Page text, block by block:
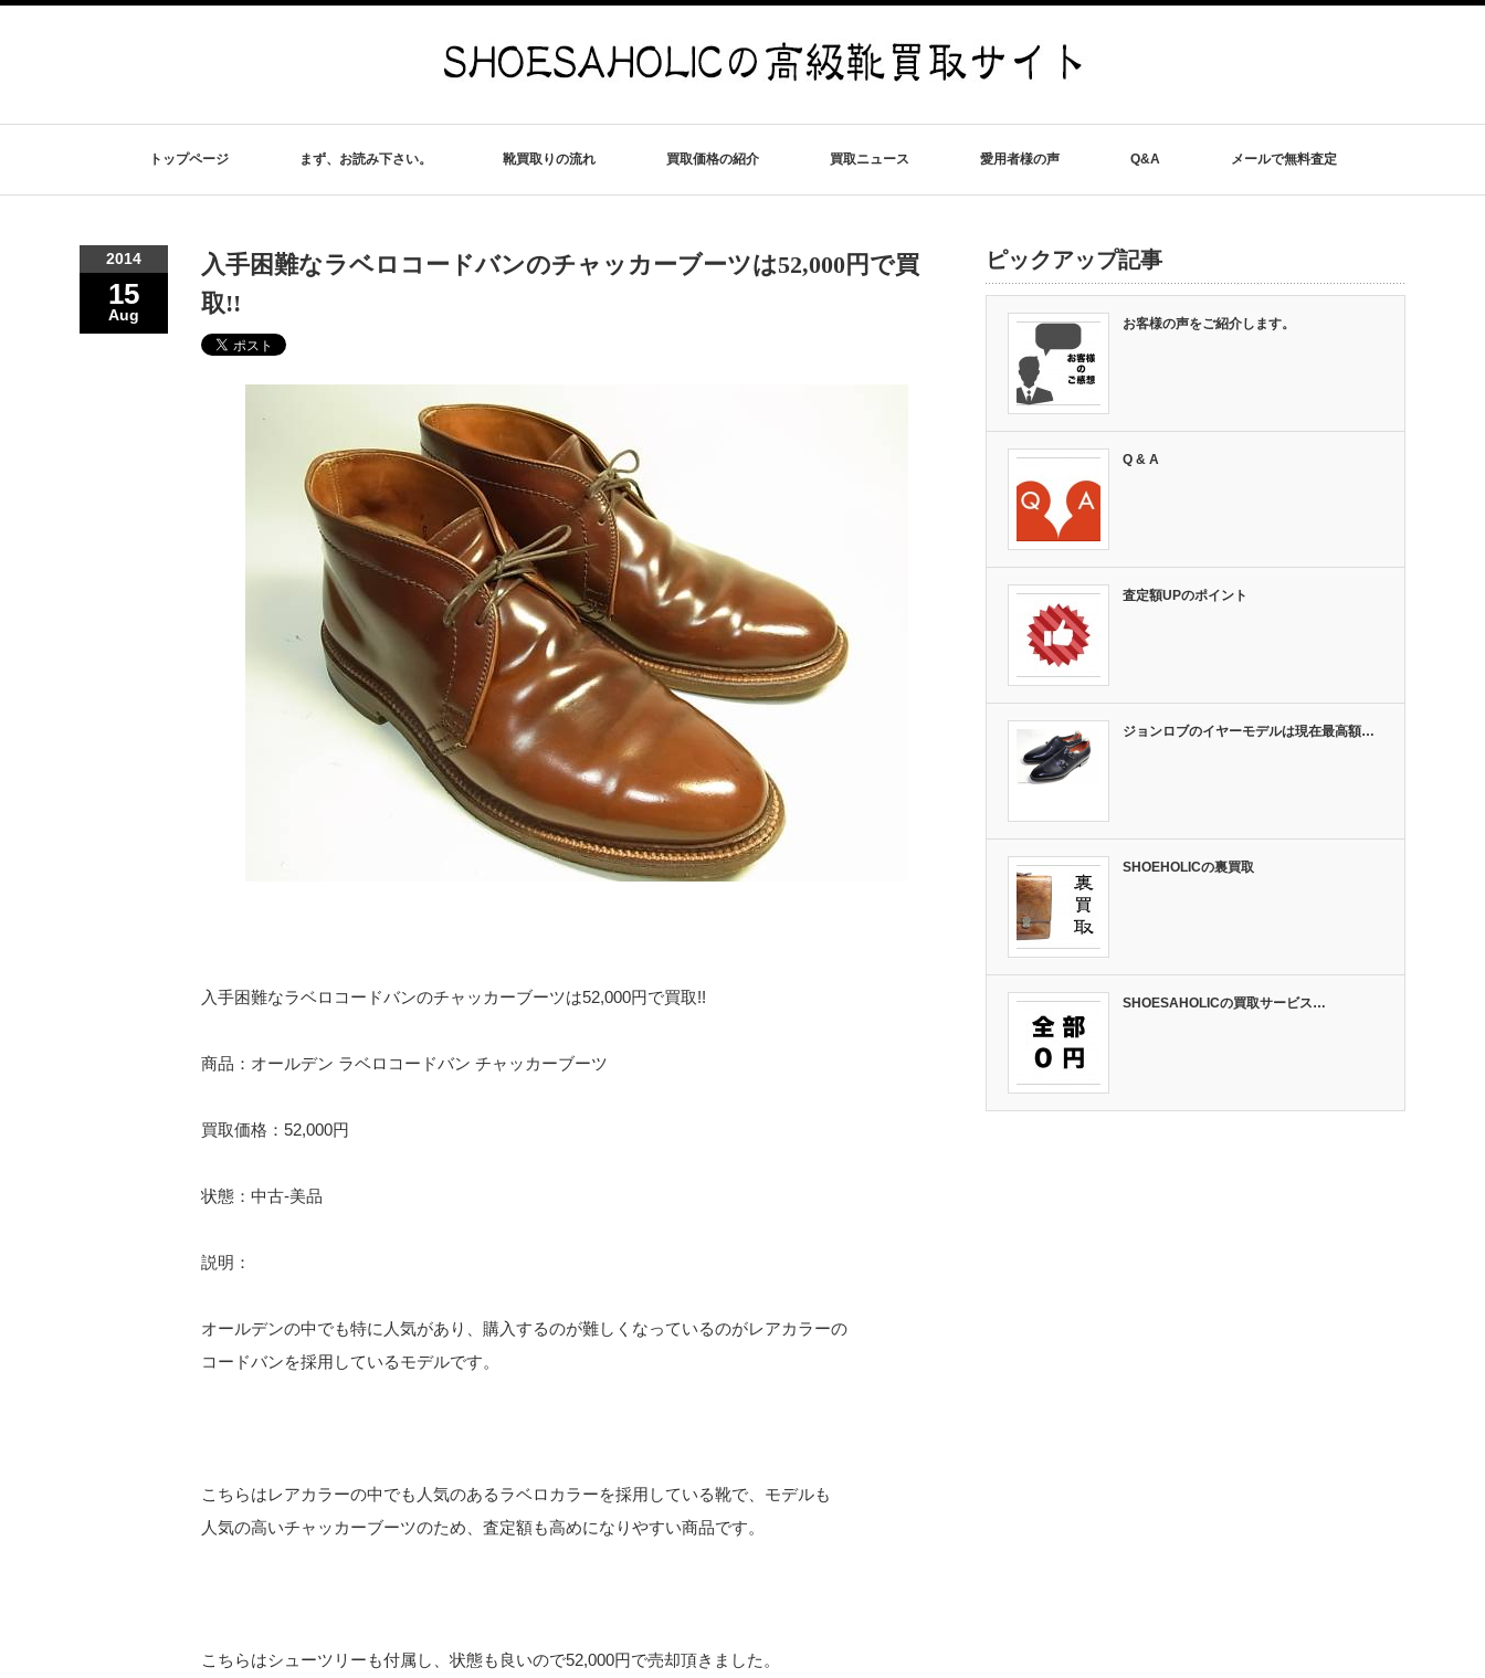
トップページ まず、お読み下さい。 靴買取りの流れ 買取価格の紹介 買取ニュース 愛用者様の声 Q&A メールで無料査定
2014
15
Aug
入手困難なラベロコードバンのチャッカーブーツは52,000円で買
取!!
入手困難なラベロコードバンのチャッカーブーツは52,000円で買取!!
商品：オールデン ラベロコードバン チャッカーブーツ
買取価格：52,000円
状態：中古-美品
説明：
オールデンの中でも特に人気があり、購入するのが難しくなっているのがレアカラーの
コードバンを採用しているモデルです。
こちらはレアカラーの中でも人気のあるラベロカラーを採用している靴で、モデルも
人気の高いチャッカーブーツのため、査定額も高めになりやすい商品です。
こちらはシューツリーも付属し、状態も良いので52,000円で売却頂きました。
ピックアップ記事
お客様の声をご紹介します。
Q & A
査定額UPのポイント
ジョンロブのイヤーモデルは現在最高額…
SHOEHOLICの裏買取
SHOESAHOLICの買取サービス…